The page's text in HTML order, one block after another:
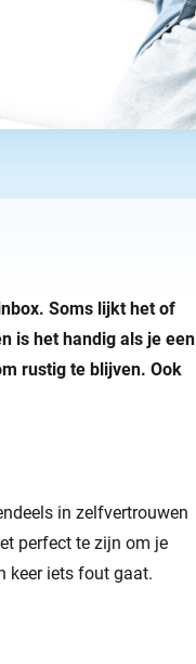
Soms lijkt het of
is het handig als je een
rustig te blijven. Ook
in zelfvertrouwen
perfect te zijn om je
keer iets fout gaat.